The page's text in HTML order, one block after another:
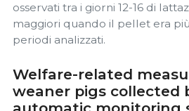
osservati tra i giorni 12-16 di
maggiori quando il pellet era
periodi analizzati.
Welfare-related
weaner pigs collected